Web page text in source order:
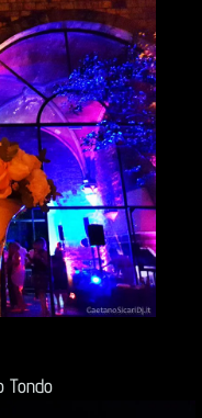
Tondo